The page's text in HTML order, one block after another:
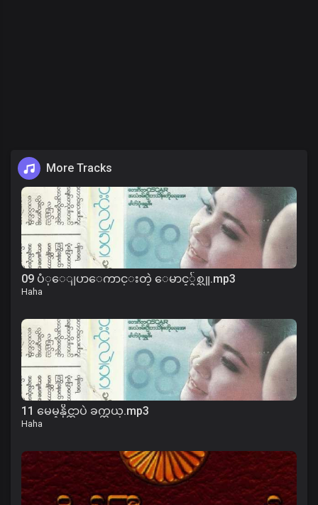
More Tracks
09 ပံုေျပာေကာင္းတဲ့ ေမာင့္ခ်စ္သူ.mp3
Haha
11 မေမ့နိုင္တာပဲ ခက္တယ္.mp3
Haha